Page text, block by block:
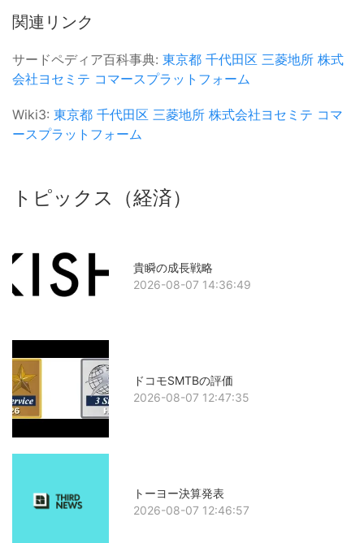
関連リンク
サードペディア百科事典: 東京都 千代田区 三菱地所 株式
会社ヨセミテ コマースプラットフォーム
Wiki3: 東京都 千代田区 三菱地所 株式会社ヨセミテ コマ
ースプラットフォーム
トピックス（経済）
貴瞬の成長戦略
2026-08-07 14:36:49
ドコモSMTBの評価
2026-08-07 12:47:35
トーヨー決算発表
2026-08-07 12:46:57